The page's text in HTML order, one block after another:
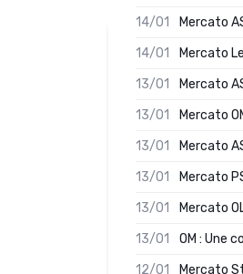
14/01
Mercato
14/01
Mercato
13/01
Mercato
13/01
Mercato
13/01
Mercato
13/01
Mercato
13/01
Mercato
13/01
OM : Une
12/01
Mercato